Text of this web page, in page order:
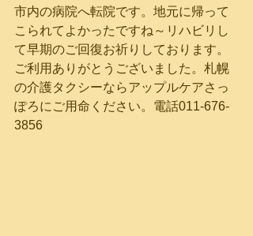
市内の病院へ転院です。地元に帰って
こられてよかったですね～リハビリし
て早期のご回復お祈りしております。
ご利用ありがとうございました。札幌
の介護タクシーならアップルケアさっ
ぽろにご用命ください。電話011-676-
3856